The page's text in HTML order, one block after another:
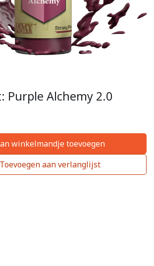
Purple Alchemy 2.0
winkelmandje toevoegen
Toevoegen aan verlanglijst